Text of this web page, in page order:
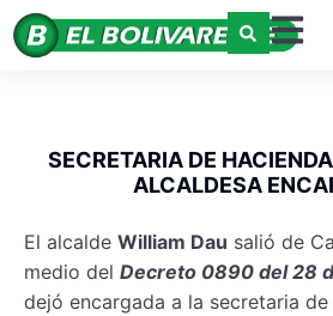
SECRETARIA DE
ALCALDESA
El alcalde William Dau salió de
medio del Decreto 0890 del 28
dejó encargada a la secretaria de